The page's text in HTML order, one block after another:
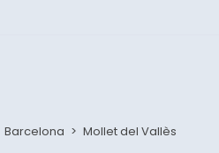
Barcelona > Mollet del Vallès